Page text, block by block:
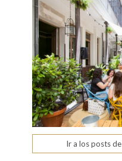
Ir a los posts de